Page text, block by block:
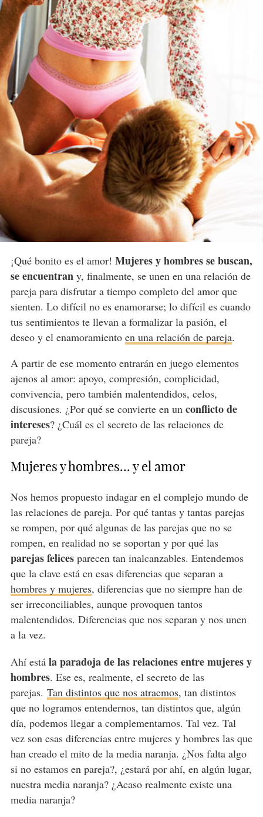
¡Qué bonito es el amor! Mujeres y hombres se buscan,
se encuentrany, finalmente, se unen en una relación de
pareja para disfrutar a tiempo completo del amor que
sienten. Lo difícil no es enamorarse; lo difícil es cuando
tus sentimientos te llevan a formalizar la pasión, el
deseo y el enamoramiento en una relación de pareja.
A partir de ese momento entrarán en juego elementos
ajenos al amor: apoyo, compresión, complicidad,
convivencia, pero también malentendidos, celos,
discusiones. ¿Por qué se convierte en un conflicto de
intereses? ¿Cuál es el secreto de las relaciones de
pareja?
Mujeres y hombres... y el amor
Nos hemos propuesto indagar en el complejo mundo de
las relaciones de pareja. Por qué tantas y tantas parejas
se rompen, por qué algunas de las parejas que no se
rompen, en realidad no se soportan y por qué las
parejas felicesparecen tan inalcanzables. Entendemos
que la clave está en esas diferencias que separan a
hombres y mujeres, diferencias que no siempre han de
ser irreconciliables, aunque provoquen tantos
malentendidos. Diferencias que nos separan y nos unen
a la vez.
Ahí está la paradoja de las relaciones entre mujeres y
hombres. Ese es, realmente, el secreto de las
parejas. Tan distintos que nos atraemos, tan distintos
que no logramos entendernos, tan distintos que, algún
día, podemos llegar a complementarnos. Tal vez. Tal
vez son esas diferencias entre mujeres y hombres las que
han creado el mito de la media naranja. ¿Nos falta algo
si no estamos en pareja?, ¿estará por ahí, en algún lugar,
nuestra media naranja? ¿Acaso realmente existe una
media naranja?